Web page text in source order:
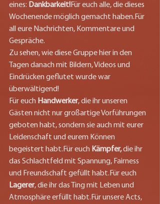
eines: Dankbarkeit!Für euch alle, die dieses
Wochenende möglich gemacht haben.Für
all eure Nachrichten, Kommentare und
Gespräche.
Zu sehen, wie diese Gruppe hier in den
Tagen danach mit Bildern, Videos und
Eindrücken geflutet wurde war
überwältigend!
Für euch Handwerker, die ihr unseren
Gästen nicht nur großartige Vorführungen
geboten habt, sondern sie auch mit eurer
Leidenschaft und eurem Können
begeistert habt.Für euch Kämpfer, die ihr
das Schlachtfeld mit Spannung, Fairness
und Freundschaft gefüllt habt.Für euch
Lagerer, die ihr das Ting mit Leben und
Atmosphäre erfüllt habt.Für unsere Acts,